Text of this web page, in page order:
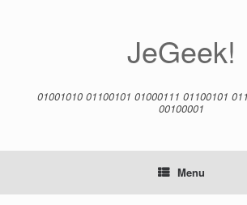
JeGeek!
01001010 01100101 01000111 01100101
00100001
Menu